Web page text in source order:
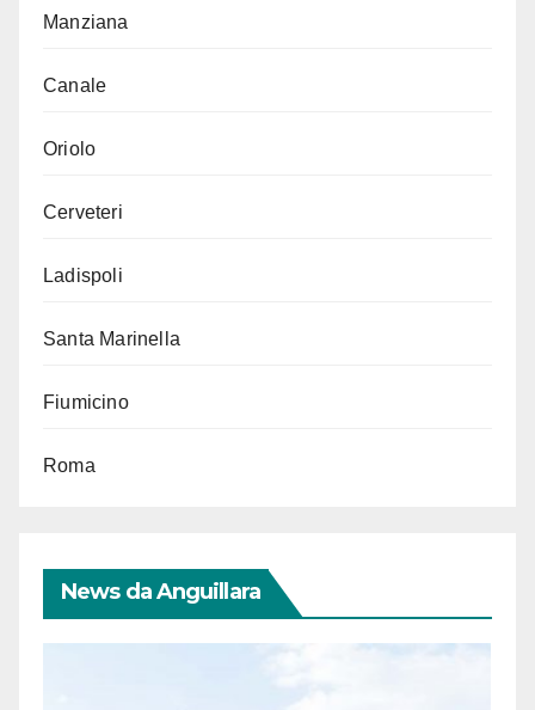
Manziana
Canale
Oriolo
Cerveteri
Ladispoli
Santa Marinella
Fiumicino
Roma
News da Anguillara